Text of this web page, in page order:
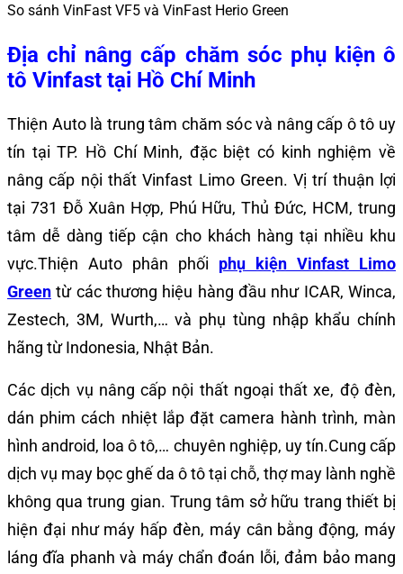
So sánh VinFast VF5 và VinFast Herio Green
Địa chỉ nâng cấp chăm sóc phụ kiện ô
tô Vinfast tại Hồ Chí Minh
Thiện Auto là trung tâm chăm sóc và nâng cấp ô tô uy
tín tại TP. Hồ Chí Minh, đặc biệt có kinh nghiệm về
nâng cấp nội thất Vinfast Limo Green. Vị trí thuận lợi
tại 731 Đỗ Xuân Hợp, Phú Hữu, Thủ Đức, HCM, trung
tâm dễ dàng tiếp cận cho khách hàng tại nhiều khu
vực.Thiện Auto phân phối phụ kiện Vinfast Limo
Green từ các thương hiệu hàng đầu như ICAR, Winca,
Zestech, 3M, Wurth,… và phụ tùng nhập khẩu chính
hãng từ Indonesia, Nhật Bản.
Các dịch vụ nâng cấp nội thất ngoại thất xe, độ đèn,
dán phim cách nhiệt lắp đặt camera hành trình, màn
hình android, loa ô tô,… chuyên nghiệp, uy tín.Cung cấp
dịch vụ may bọc ghế da ô tô tại chỗ, thợ may lành nghề
không qua trung gian. Trung tâm sở hữu trang thiết bị
hiện đại như máy hấp đèn, máy cân bằng động, máy
láng đĩa phanh và máy chẩn đoán lỗi, đảm bảo mang